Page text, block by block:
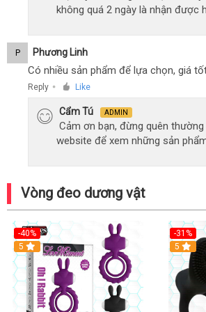
không quá 2 ngày là nhận được
P Phương Linh
Có nhiều sản phẩm để lựa chọn, giá
Reply ● Like
Cẩm Tú ADMIN
Cảm ơn bạn, đừng quên
website để xem những sản
Vòng đeo dương vật
-40%
5
-31%
5